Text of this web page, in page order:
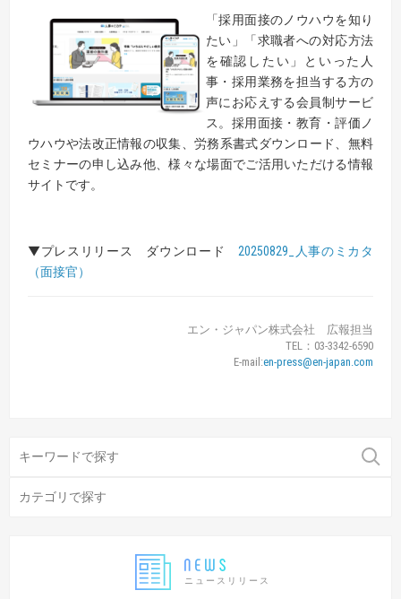
ニュースリリース
「採用面接のノウハウを知り
たい」「求職者への対応方法
を確認したい」といった人
事・採用業務を担当する方の
声にお応えする会員制サービ
ス。採用面接・教育・評価ノ
ウハウや法改正情報の収集、労務系書式ダウンロード、無料
セミナーの申し込み他、様々な場面でご活用いただける情報
サイトです。
▼プレスリリース ダウンロード 20250829_人事のミカタ
（面接官）
エン・ジャパン株式会社 広報担当
TEL：03-3342-6590
E-mail:en-press@en-japan.com